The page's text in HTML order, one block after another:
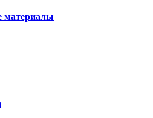
материалы